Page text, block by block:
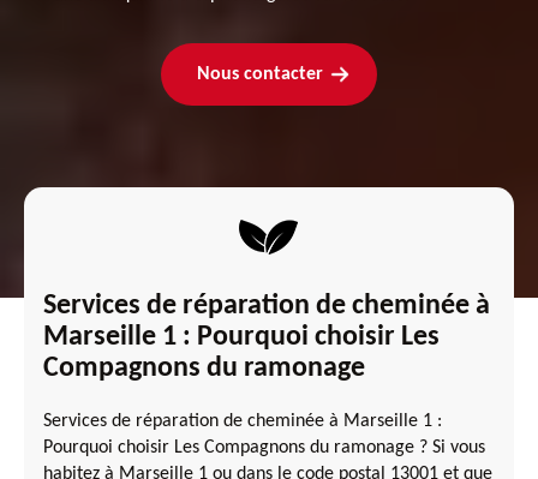
Nous contacter
Services de réparation de cheminée à
Marseille 1 : Pourquoi choisir Les
Compagnons du ramonage
Services de réparation de cheminée à Marseille 1 :
Pourquoi choisir Les Compagnons du ramonage ? Si vous
habitez à Marseille 1 ou dans le code postal 13001 et que